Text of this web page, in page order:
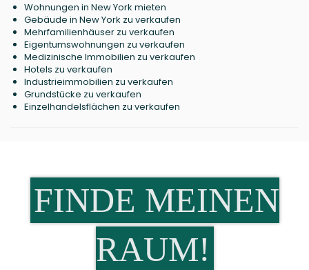
Wohnungen in New York mieten
Gebäude in New York zu verkaufen
Mehrfamilienhäuser zu verkaufen
Eigentumswohnungen zu verkaufen
Medizinische Immobilien zu verkaufen
Hotels zu verkaufen
Industrieimmobilien zu verkaufen
Grundstücke zu verkaufen
Einzelhandelsflächen zu verkaufen
FINDE MEINEN
RAUM!